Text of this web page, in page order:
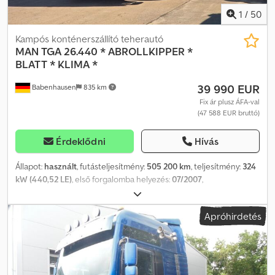
1 / 50
Babenhausen 835 km
Kampós konténerszállító teherautó
MAN TGA 26.440 * ABROLLKIPPER *
BLATT * KLIMA *
39 990 EUR
Fix ár plusz ÁFA-val
(47 588 EUR bruttó)
Érdeklődni Hívás
Állapot: használt, futásteljesítmény: 505 200 km, teljesítmény: 324
kW (440,52 LE), első forgalomba helyezés:07/2007,
, össztömeg:
3 tengely, hajtástípus:mechanikai, kibocsátási osztály:Euro 5,
8 700 mm, teljes szélesség:2 550 mm , teljes
3 200 mm , Gyártási év:2007, Felszereltség:
elektronikus stabilitásprogram (ESP), légkondicionálás,
, MAN TGA 26.440 – TIPPELPLATFORMÚS RAKODÓ –
LEVÉLSPRUGÓS – KLÍMA – JÁRMŰTÖRTÉNET * Szervizben
Apróhirdetés